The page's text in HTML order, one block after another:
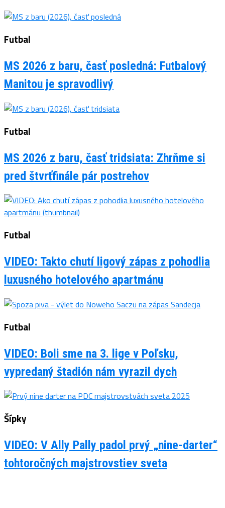
Futbal
MS 2026 z baru, časť posledná: Futbalový
Manitou je spravodlivý
Futbal
MS 2026 z baru, časť tridsiata: Zhrňme si
pred štvrťfinále pár postrehov
Futbal
VIDEO: Takto chutí ligový zápas z pohodlia
luxusného hotelového apartmánu
Futbal
VIDEO: Boli sme na 3. lige v Poľsku,
vypredaný štadión nám vyrazil dych
Šípky
VIDEO: V Ally Pally padol prvý „nine-darter“
tohtoročných majstrovstiev sveta